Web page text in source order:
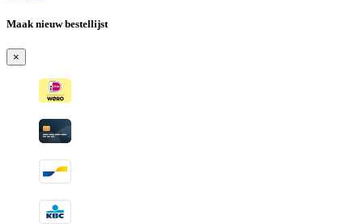
Maak nieuw bestellijst
×